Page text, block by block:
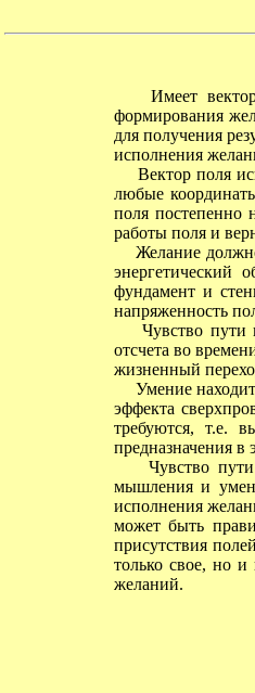
Имеет
формирования
для получения
исполнения
Вектор поля
любые
поля постепенно
работы поля и
Желание
энергетический
фундамент и
напряженность
Чувство пути
отсчета во
жизненный
Умение
эффекта
требуются, т.е.
предназначения
Чувство пути
мышления и
исполнения
может быть
присутствия
только свое, но
желаний.